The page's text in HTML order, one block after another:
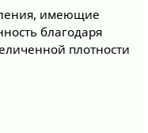
имеющие
благодаря
плотности